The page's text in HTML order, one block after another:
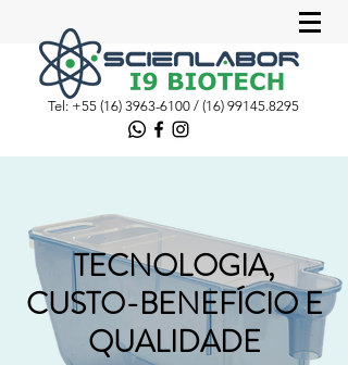
Tel: +55 (16) 3963-6100 / (16) 99145.8295
TECNOLOGIA,
CUSTO-BENEFÍCIO E
QUALIDADE